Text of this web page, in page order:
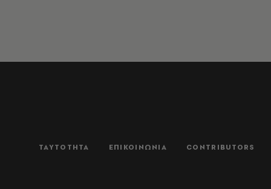
ΤΑΥΤΟΤΗΤΑ ΕΠΙΚΟΙΝΩΝΙΑ CONTRIBUTORS